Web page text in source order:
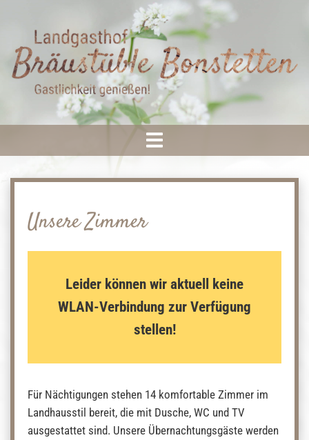
Unsere Zimmer
Leider können wir aktuell keine
WLAN-Verbindung zur Verfügung
stellen!
Für Nächtigungen stehen 14 komfortable Zimmer im
Landhausstil bereit, die mit Dusche, WC und TV
ausgestattet sind. Unsere Übernachtungsgäste werden